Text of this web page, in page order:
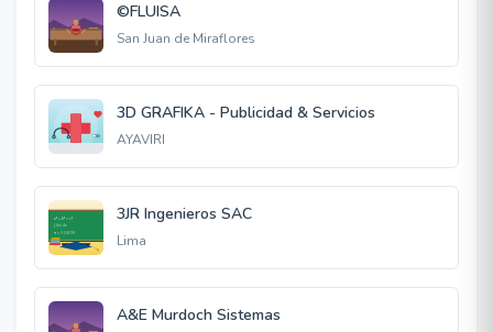
©FLUISA
San Juan de Miraflores
3D GRAFIKA - Publicidad & Servicios
AYAVIRI
3JR Ingenieros SAC
Lima
A&E Murdoch Sistemas